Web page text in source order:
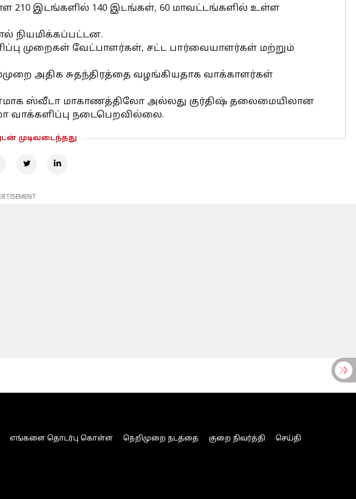
210 இடங்களில் 140 இடங்கள், 60 மாவட்டங்களில் உள்ள
நியமிக்கப்பட்டன.
முறைகள் வேட்பாளர்கள், சட்ட பார்வையாளர்கள் மற்றும்
அதிக சுதந்திரத்தை வழங்கியதாக வாக்காளர்கள்
ஸ்வீடா மாகாணத்திலோ அல்லது குர்திஷ் தலைமையிலான
வாக்களிப்பு நடைபெறவில்லை.
முடிவடைந்தது
எங்களை தொடர்பு கொள்ள நெறிமுறை நடத்தை குறை நிவர்த்தி
செய்தி